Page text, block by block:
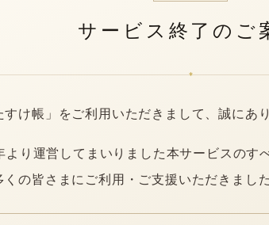
サービス終了のご
*
け帳」をご利用いただきまして、誠にあ
より運営してまいりました本サービスのす
の皆さまにご利用・ご支援いただきまし